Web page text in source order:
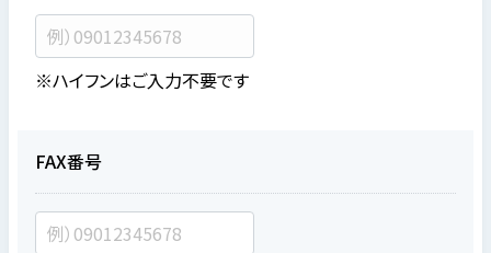
※ハイフンはご入力不要です
FAX番号